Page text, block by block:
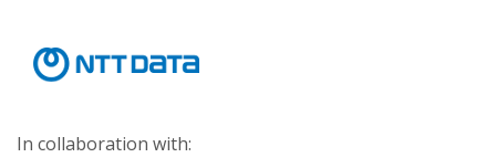
In collaboration with: